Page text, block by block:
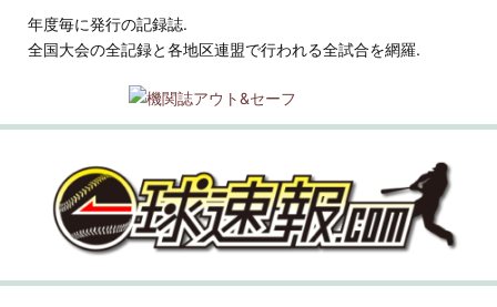
年度毎に発行の記録誌.
全国大会の全記録と各地区連盟で行われる全試合を網羅.